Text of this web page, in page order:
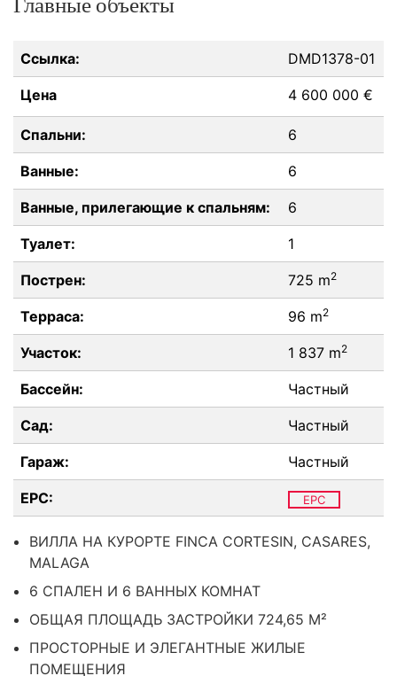
Главные объекты
Ссылка: DMD1378-01
Цена 4 600 000 €
Спальни: 6
Ванные: 6
Ванные, прилегающие к спальням: 6
Туалет: 1
Пострен: 725 m2
Терраса: 96 m2
Участок: 1 837 m2
Бассейн: Частный
Сад: Частный
Гараж: Частный
EPC: EPC
ВИЛЛА НА КУРОРТЕ FINCA CORTESIN, CASARES,
MALAGA
6 СПАЛЕН И 6 ВАННЫХ КОМНАТ
ОБЩАЯ ПЛОЩАДЬ ЗАСТРОЙКИ 724,65 М²
ПРОСТОРНЫЕ И ЭЛЕГАНТНЫЕ ЖИЛЫЕ
ПОМЕЩЕНИЯ